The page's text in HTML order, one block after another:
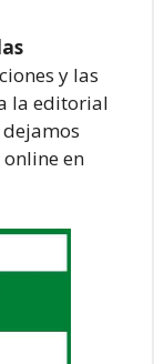
y las
la editorial
en